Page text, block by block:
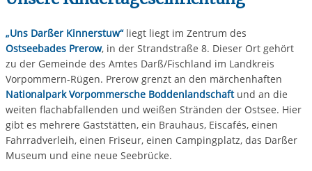
„Uns Darßer Kinnerstuw“liegt liegt im Zentrum des
Ostseebades Prerow, in der Strandstraße 8. Dieser Ort gehört
zu der Gemeinde des Amtes Darß/Fischland im Landkreis
Vorpommern-Rügen. Prerow grenzt an den märchenhaften
Nationalpark Vorpommersche Boddenlandschaftund an die
weiten flachabfallenden und weißen Stränden der Ostsee. Hier
gibt es mehrere Gaststätten, ein Brauhaus, Eiscafés, einen
Fahrradverleih, einen Friseur, einen Campingplatz, das Darßer
Museum und eine neue Seebrücke.